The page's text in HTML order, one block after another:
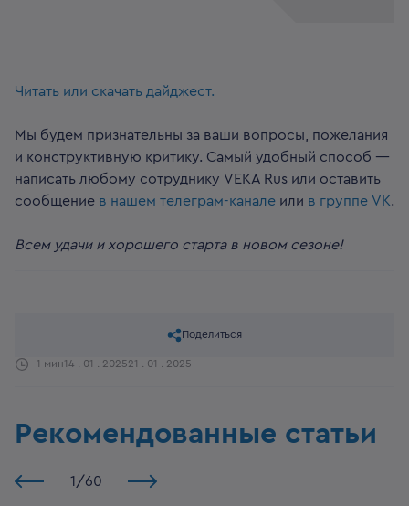
Читать или скачать дайджест.
Мы будем признательны за ваши вопросы, пожелания
и конструктивную критику. Самый удобный способ —
написать любому сотруднику VEKA Rus или оставить
сообщение в нашем телеграм-канале или в группе VK.
Всем удачи и хорошего старта в новом сезоне!
1 мин14 . 01 . 202521 . 01 . 2025
Поделиться
Рекомендованные статьи
1 /60